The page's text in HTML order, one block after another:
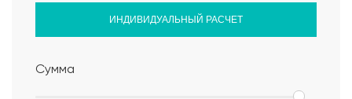
ИНДИВИДУАЛЬНЫЙ РАСЧЕТ
Сумма